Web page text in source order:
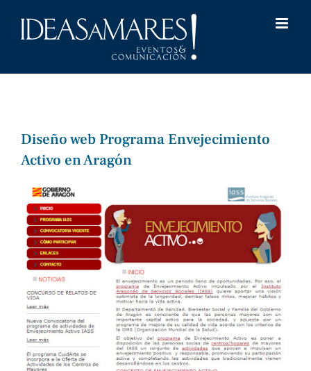
Diseño web Programa Envejecimiento
Activo en Aragón
Ver
imagen
más
grande